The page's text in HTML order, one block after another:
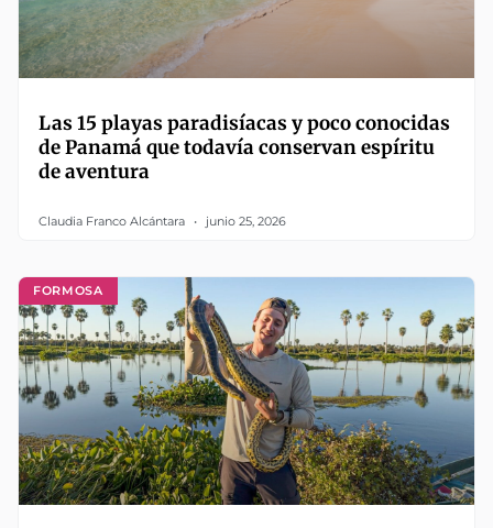
Las 15 playas paradisíacas y poco conocidas
de Panamá que todavía conservan espíritu
de aventura
Claudia Franco Alcántara junio 25, 2026
FORMOSA